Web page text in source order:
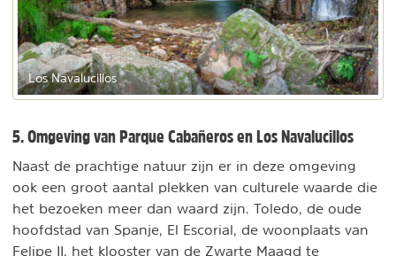
Los Navalucillos
5. Omgeving van Parque Cabañeros en Los Navalucillos
Naast de prachtige natuur zijn er in deze omgeving
ook een groot aantal plekken van culturele waarde die
het bezoeken meer dan waard zijn. Toledo, de oude
hoofdstad van Spanje, El Escorial, de woonplaats van
Felipe II, het klooster van de Zwarte Maagd te